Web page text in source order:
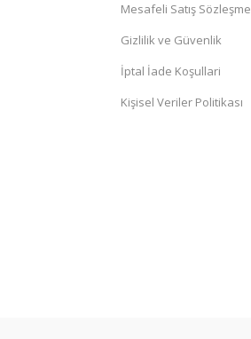
Mesafeli Satış
Gizlilik ve Güvenlik
İptal İade Koşullari
Kişisel Veriler Politikası